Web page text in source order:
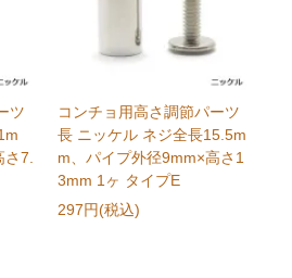
ツ
7.
コンチョ用高さ調節パーツ
長 ニッケル ネジ全長15.5m
m、パイプ外径9mm×高さ1
3mm 1ヶ タイプE
297円(税込)